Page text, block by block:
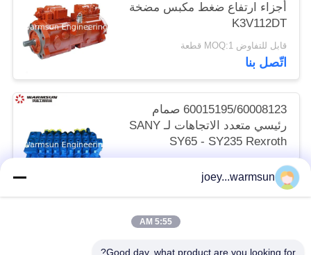
أجزاء ارتفاع ضغط مكبس مضخة
K3V112DT
قابل للتفاوض MOQ:1 قطعة
اتّصل بنا
60015195/60008123 صمام
رئيسي متعدد الاتجاهات لـ SANY
SY65 - SY235 Rexroth
HUSCO
قابل للتفاوض MOQ:1 قطعة
اتّصل بنا
joey...warmsun
5:55 AM
Good day, what product are you looking for?